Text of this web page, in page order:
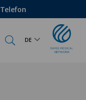
Telefon
DE